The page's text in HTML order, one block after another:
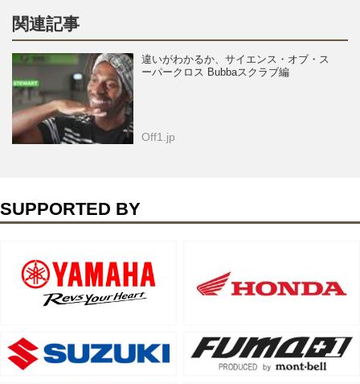
関連記事
違いがわかるか、サイエンス・オブ・ス
ーパークロス Bubbaスクラブ編
Off1.jp
SUPPORTED BY